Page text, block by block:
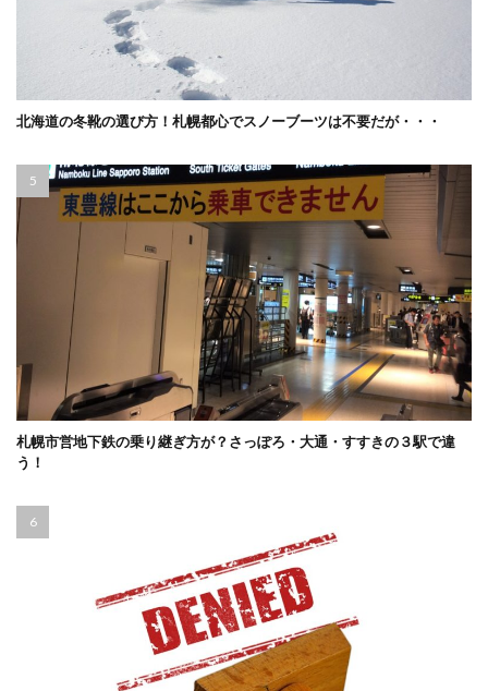
北海道の冬靴の選び方！札幌都心でスノーブーツは不要だが・・・
札幌市営地下鉄の乗り継ぎ方が？さっぽろ・大通・すすきの３駅で違
う！